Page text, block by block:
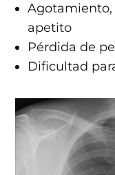
apetito
Pérdida de
Dificultad